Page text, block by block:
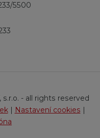
5500
- all rights reserved
| Nastavení cookies |